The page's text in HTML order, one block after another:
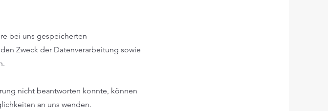
bei uns gespeicherten
Zweck der Datenverarbeitung sowie
nicht beantworten konnte, können
an uns wenden.